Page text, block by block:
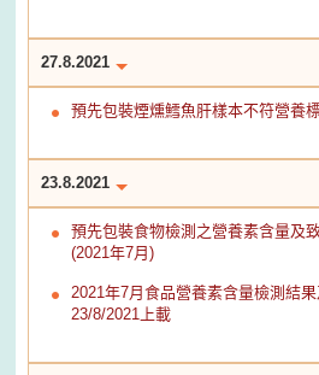
27.8.2021
預先包裝煙燻鱈魚肝樣本不符營養
23.8.2021
預先包裝食物檢測之營養素含量及
(2021年7月)
2021年7月食品營養素含量檢測結
23/8/2021上載